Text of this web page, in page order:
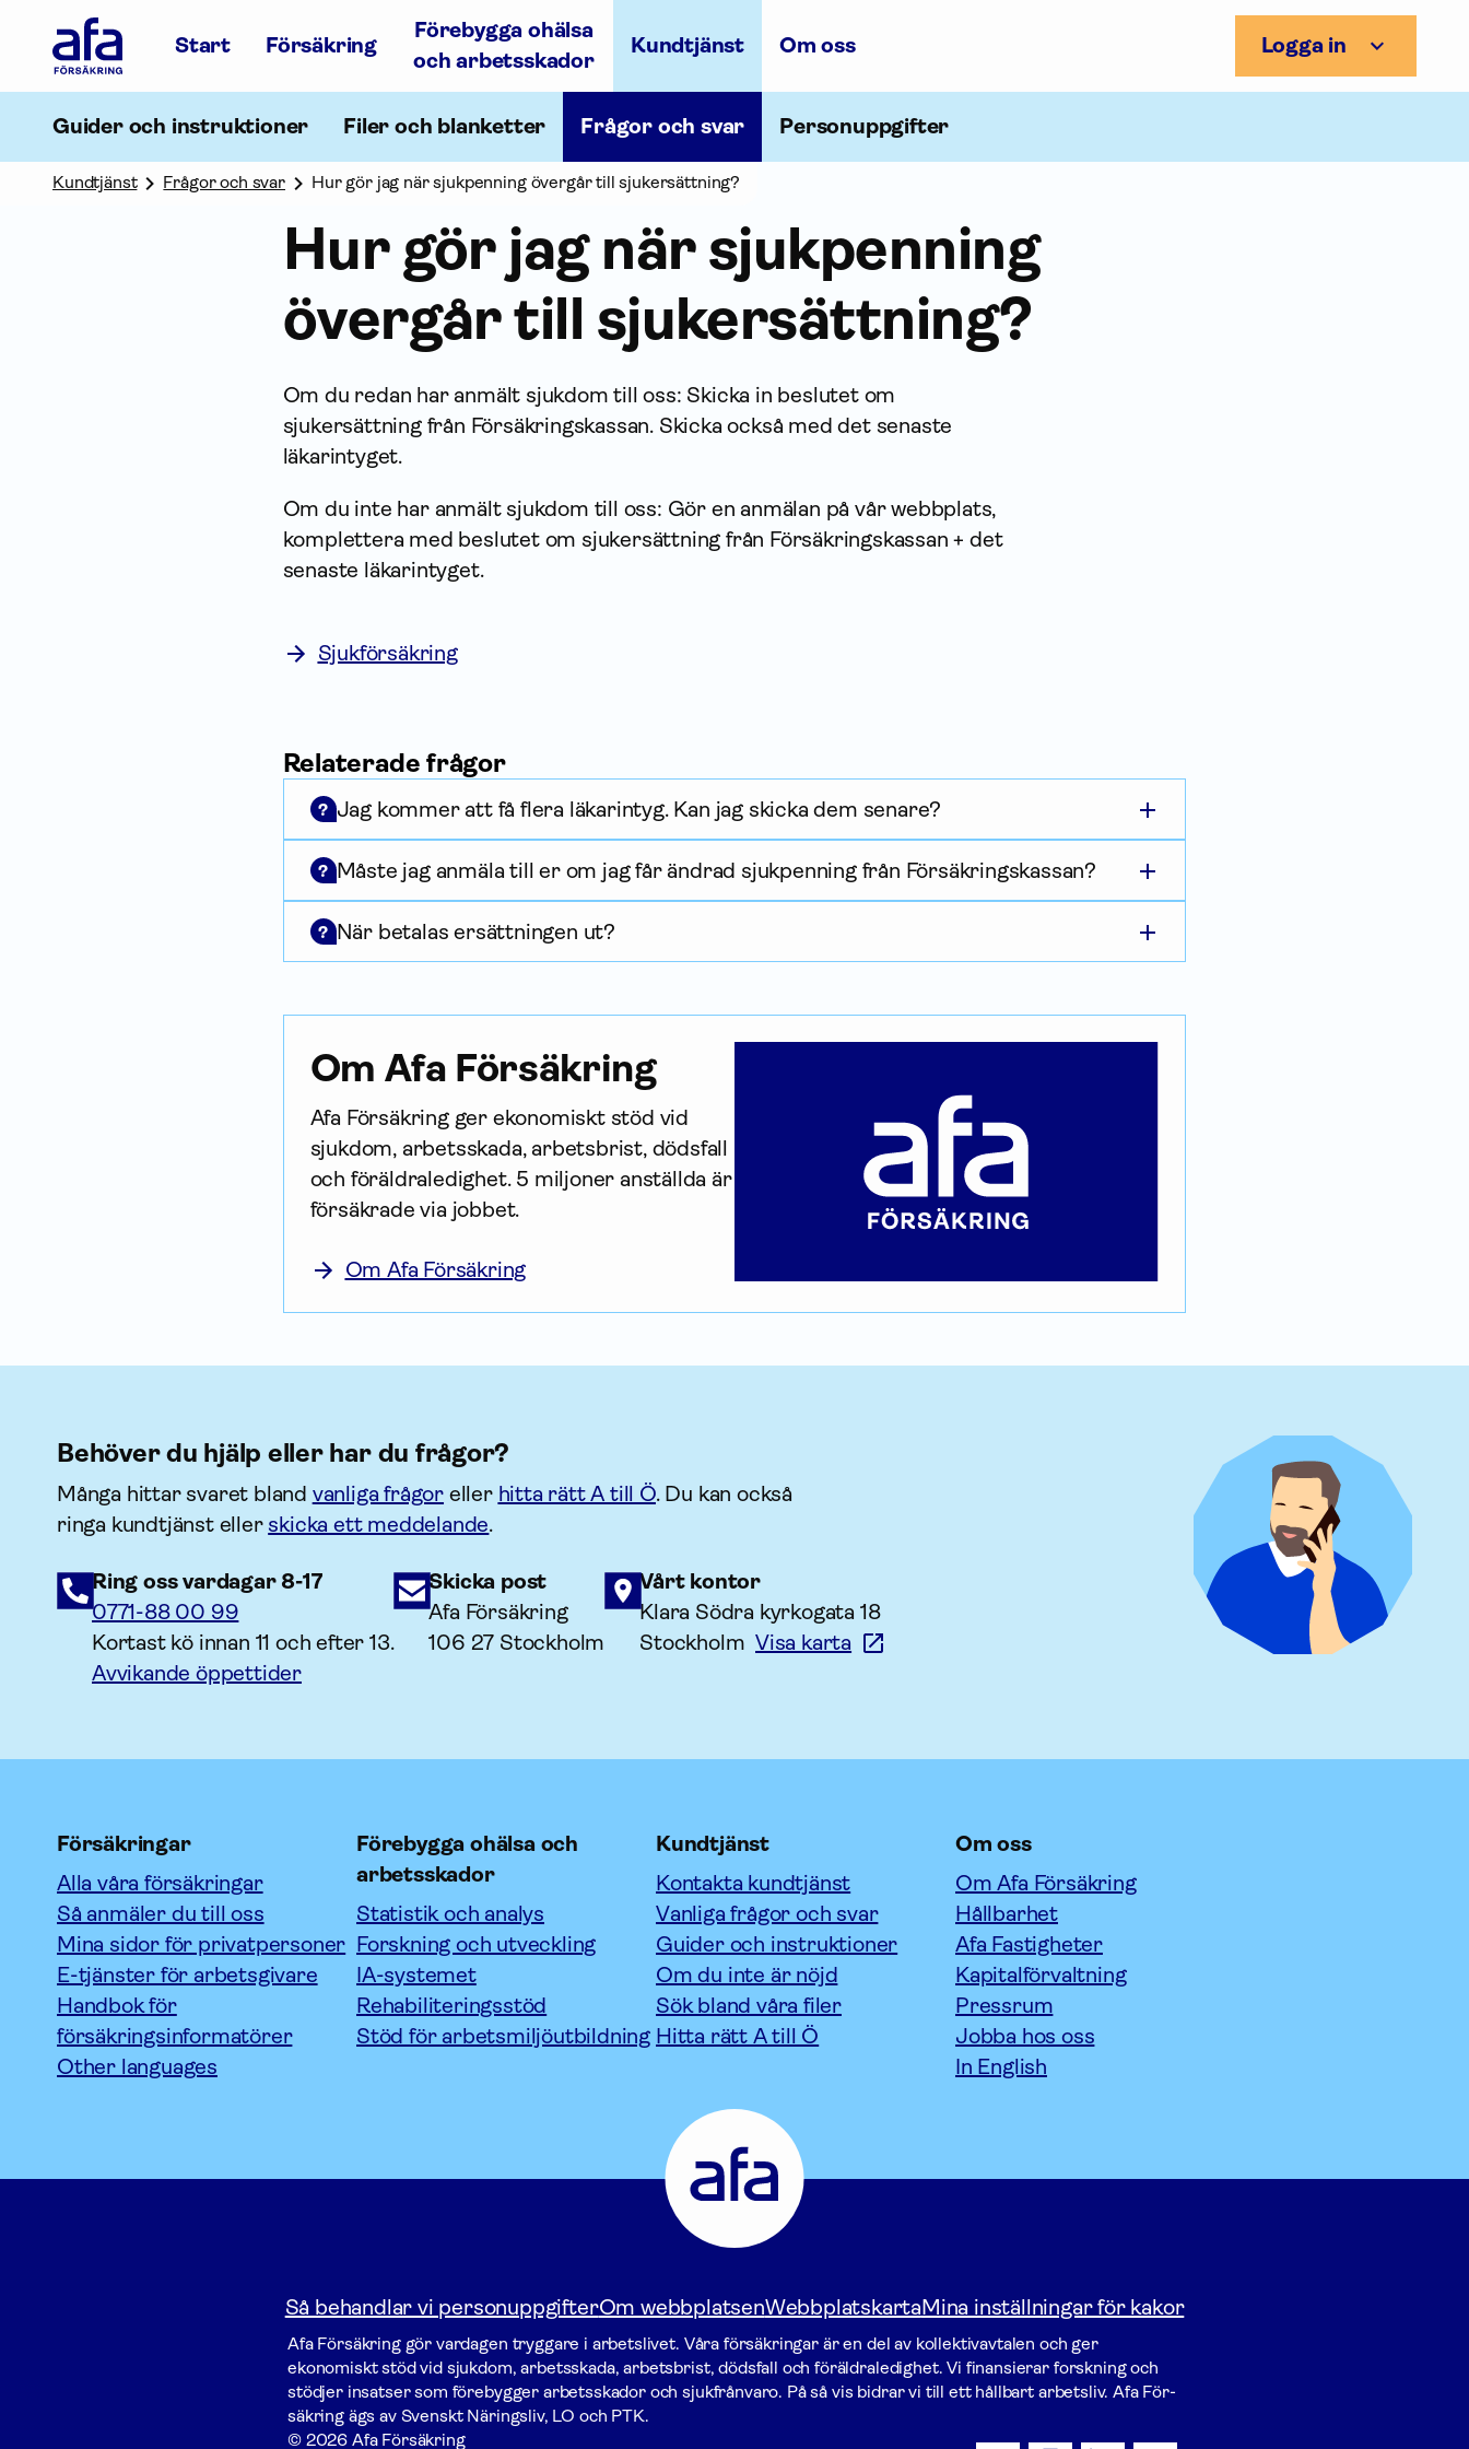
Försäkring
Gå
startsidan
Start Försäkring
Förebygga ohälsa
och arbetsskador
Kundtjänst Om oss Logga in
Guider och instruktioner Filer och blanketter Frågor och svar Personuppgifter
Kundtjänst Frågor och svar Hur gör jag när sjukpenning övergår till sjukersättning?
Hur gör jag när sjukpenning
övergår till sjukersättning?
Om du redan har anmält sjukdom till oss: Skicka in beslutet om
sjukersättning från Försäkrings­kassan. Skicka också med det senaste
läkarintyget.
Om du inte har anmält sjukdom till oss: Gör en anmälan på vår webbplats,
komplettera med beslutet om sjukersättning från Försäkrings­kassan + det
senaste läkarintyget.
Sjukförsäkring
Relaterade frågor
? Jag kommer att få flera läkarintyg. Kan jag skicka dem senare?
? Måste jag anmäla till er om jag får ändrad sjukpenning från Försäkringskassan?
? När betalas ersättningen ut?
Om Afa För­säkring
Afa För­säkring ger ekonomiskt stöd vid
sjukdom, arbetsskada, arbetsbrist, dödsfall
och föräldraledighet. 5 miljoner anställda är
försäkrade via jobbet.
Om Afa Försäkring
Behöver du hjälp eller har du frågor?
Många hittar svaret bland vanliga frågor eller hitta rätt A till Ö. Du kan också
ringa kundtjänst eller skicka ett meddelande.
Ring oss vardagar 8-17
0771-88 00 99
Kortast kö innan 11 och efter 13.
Avvikande öppettider
Skicka post
Afa Försäkring
106 27 Stockholm
Vårt kontor
Klara Södra kyrkogata 18
StockholmVisa karta
Försäkringar
Alla våra försäkringar
Så anmäler du till oss
Mina sidor för privatpersoner
E-tjänster för arbetsgivare
Handbok för
försäkringsinformatörer
Other languages
Förebygga ohälsa och
arbetsskador
Statistik och analys
Forskning och utveckling
IA-systemet
Rehabiliteringsstöd
Stöd för arbetsmiljöutbildning
Kundtjänst
Kontakta kundtjänst
Vanliga frågor och svar
Guider och instruktioner
Om du inte är nöjd
Sök bland våra filer
Hitta rätt A till Ö
Om oss
Om Afa Försäkring
Hållbarhet
Afa Fastigheter
Kapitalförvaltning
Pressrum
Jobba hos oss
In English
Försäkring
Gå
till
startsidan
Så behandlar vi personuppgifterOm webbplatsenWebbplatskartaMina inställningar för kakor
Afa För­säkring gör vardagen tryggare i arbetslivet. Våra försäk­ringar är en del av kollektivavtalen och ger
ekonomiskt stöd vid sjukdom, arbetsskada, arbetsbrist, dödsfall och föräldraledighet. Vi finansierar forskning och
stödjer insatser som förebygger arbets­skador och sjukfrånvaro. På så vis bidrar vi till ett hållbart arbetsliv. Afa För­
säkring ägs av Svenskt Näringsliv, LO och PTK.
© 2026 Afa Försäkring